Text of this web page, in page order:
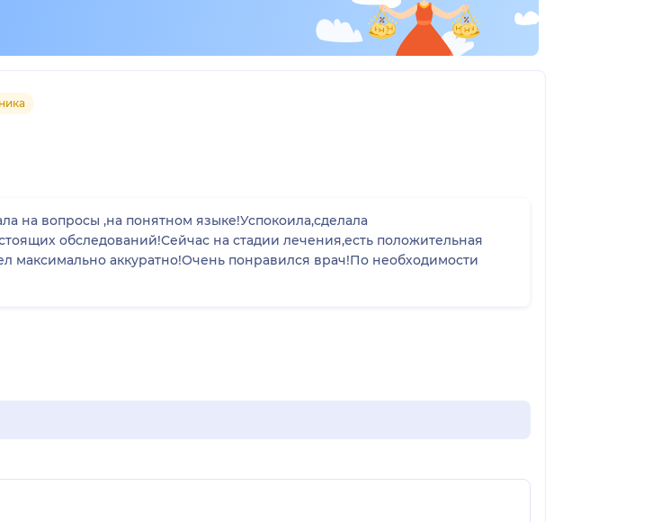
на вопросы ,на понятном языке!Успокоила,сделала
обследований!Сейчас на стадии лечения,есть положительная
аккуратно!Очень понравился врач!По необходимости